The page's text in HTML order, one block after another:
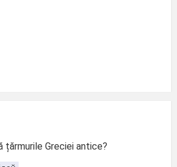
țărmurile Greciei antice?